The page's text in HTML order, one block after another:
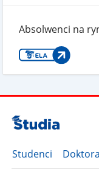
Absolwenci na
Studenci